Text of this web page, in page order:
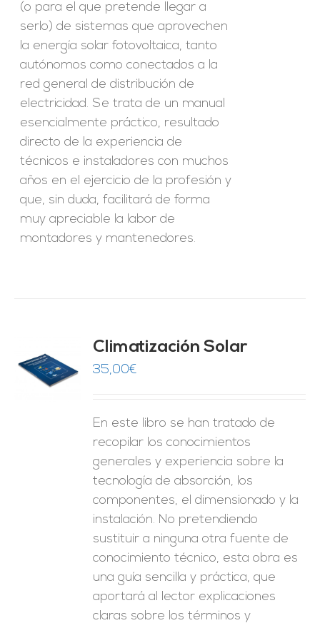
(o para el que pretende llegar a
serlo) de sistemas que aprovechen
la energía solar fotovoltaica, tanto
autónomos como conectados a la
red general de distribución de
electricidad. Se trata de un manual
esencialmente práctico, resultado
directo de la experiencia de
técnicos e instaladores con muchos
años en el ejercicio de la profesión y
que, sin duda, facilitará de forma
muy apreciable la labor de
montadores y mantenedores.
Climatización Solar
35,00€
En este libro se han tratado de
recopilar los conocimientos
generales y experiencia sobre la
tecnología de absorción, los
componentes, el dimensionado y la
instalación. No pretendiendo
sustituir a ninguna otra fuente de
conocimiento técnico, esta obra es
una guía sencilla y práctica, que
aportará al lector explicaciones
claras sobre los términos y